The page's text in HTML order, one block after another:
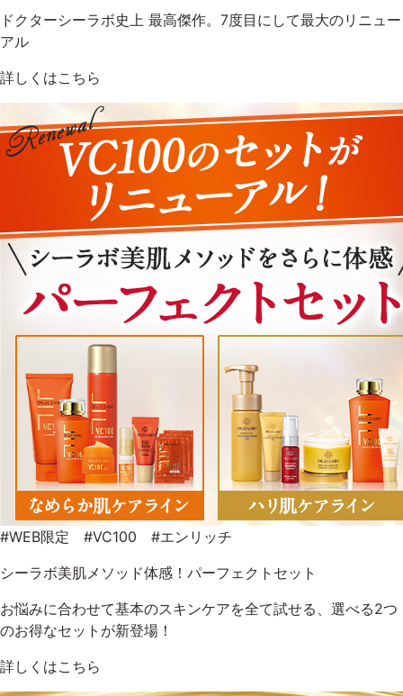
ドクターシーラボ史上 最高傑作。7度目にして最大のリニュー
アル
詳しくはこちら
#WEB限定 #VC100 #エンリッチ
シーラボ美肌メソッド体感！パーフェクトセット
お悩みに合わせて基本のスキンケアを全て試せる、選べる2つ
のお得なセットが新登場！
詳しくはこちら